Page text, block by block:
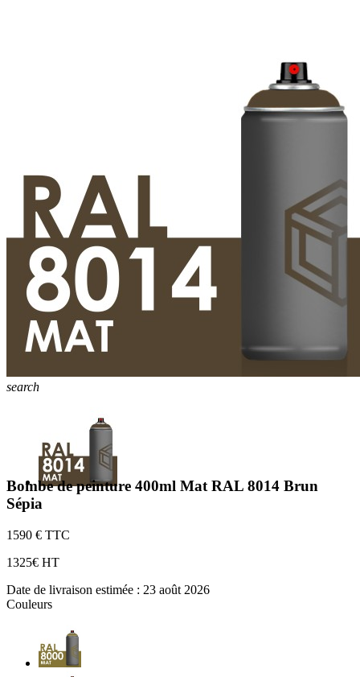
search
Bombe de peinture 400ml Mat RAL 8014 Brun
Sépia
1590 € TTC
1325€ HT
Date de livraison estimée : 23 août 2026
Couleurs